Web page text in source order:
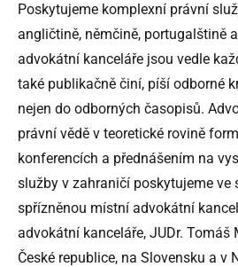
Poskytujeme komplexní právní
angličtině, němčině, portugalštině
advokátní kanceláře jsou vedle
také publikačně činí, píší odborné
nejen do odborných časopisů.
právní vědě v teoretické rovině
konferencích a přednášením na
služby v zahraničí poskytujeme ve
spřízněnou místní advokátní
advokátní kanceláře, JUDr. Tomáš
České republice, na Slovensku a v